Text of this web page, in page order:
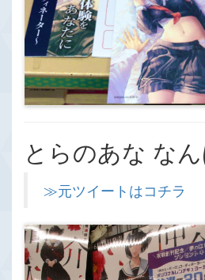
とらのあな な
≫元ツイートはコチラ